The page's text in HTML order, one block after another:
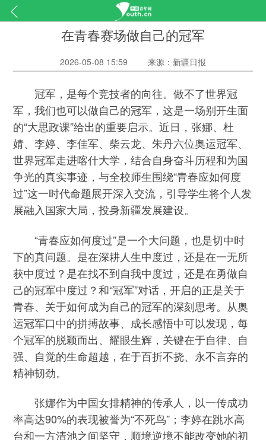
在青春赛场做自己的冠军
2026-05-08 15:59 来源：新疆日报
冠军，是每个竞技者的向往。做不了世界冠
军，我们也可以做自己的冠军，这是一场别开生面
的“大思政课”给出的重要启示。近日，张娜、杜
婧、李婷、李佳军、柴云龙、朱丹六位奥运冠军、
世界冠军走进喀什大学，结合自身奋斗历程和为国
争光的真实事迹，与全校师生围绕“青春应如何度
过”这一时代命题展开深入交流，引导学生将个人发
展融入国家大局，投身新疆发展建设。
“青春应如何度过”是一个大问题，也是切中时
下的真问题。是在深耕人生中度过，还是在一无所
获中度过？是在找不到自我中度过，还是在勇做自
己的冠军中度过？和“冠军”对话，开启的正是关于
青春、关于如何成为自己的冠军的深刻思考。从奥
运冠军口中的拼搏故事、成长感悟中可以发现，每
个冠军的脱颖而出、耀眼生辉，关键在于自律、自
强、自觉的生命超越，在于百折不挠、永不言弃的
精神韧劲。
张娜作为中国女排精神的传承人，以一传成功
率高达90%的表现被誉为“不死鸟”；李婷在跳水高
台和一方清池之间坚守，顺境逆境不能改变她的初